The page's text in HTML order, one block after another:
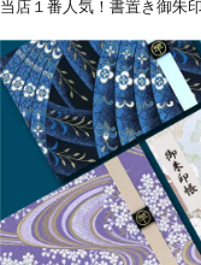
当店１番人気！書置き御朱